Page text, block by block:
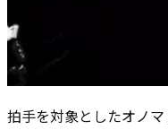
拍手を対象としたオノ